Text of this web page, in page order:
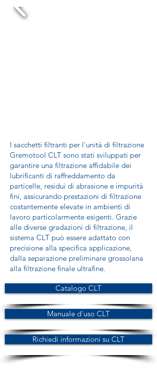
I sacchetti filtranti per l'unità di filtrazione
Gremotool CLT sono stati sviluppati per
garantire una filtrazione affidabile dei
lubrificanti di raffreddamento da
particelle, residui di abrasione e impurità
fini, assicurando prestazioni di filtrazione
costantemente elevate in ambienti di
lavoro particolarmente esigenti. Grazie
alle diverse gradazioni di filtrazione, il
sistema CLT può essere adattato con
precisione alla specifica applicazione,
dalla separazione preliminare grossolana
alla filtrazione finale ultrafine.
Catalogo CLT
Manuale d'uso CLT
Richiedi informazioni su CLT